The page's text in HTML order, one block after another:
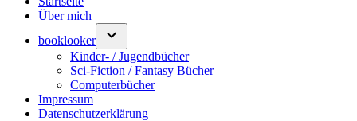
Über mich
booklooker
Kinder- / Jugendbücher
Sci-Fiction / Fantasy Bücher
Computerbücher
Impressum
Datenschutzerklärung